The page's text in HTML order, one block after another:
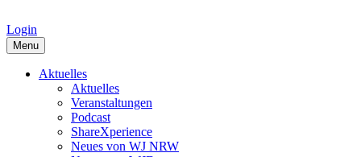
Login
Menu
Aktuelles
Aktuelles
Veranstaltungen
Podcast
ShareXperience
Neues von WJ NRW